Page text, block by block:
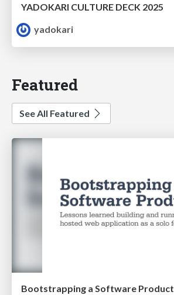
YADOKARI CULTURE DECK 2025
yadokari
Featured
See All Featured
Bootstrapping a Software Product